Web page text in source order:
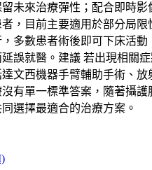
未來治療彈性；配合即時
，目前主要適用於部分局
多數患者術後即可下床活
誤就醫。建議 若出現相關
文西機器手臂輔助手術、
有單一標準答案，隨著攝
選擇最適合的治療方案。